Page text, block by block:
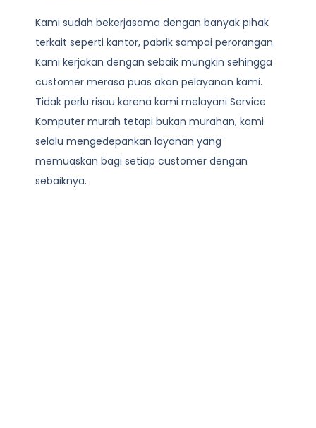
Kami sudah bekerjasama dengan banyak pihak
terkait seperti kantor, pabrik sampai perorangan.
Kami kerjakan dengan sebaik mungkin sehingga
customer merasa puas akan pelayanan kami.
Tidak perlu risau karena kami melayani Service
Komputer murah tetapi bukan murahan, kami
selalu mengedepankan layanan yang
memuaskan bagi setiap customer dengan
sebaiknya.